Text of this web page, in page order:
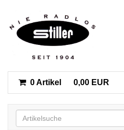
0 Artikel 0,00 EUR